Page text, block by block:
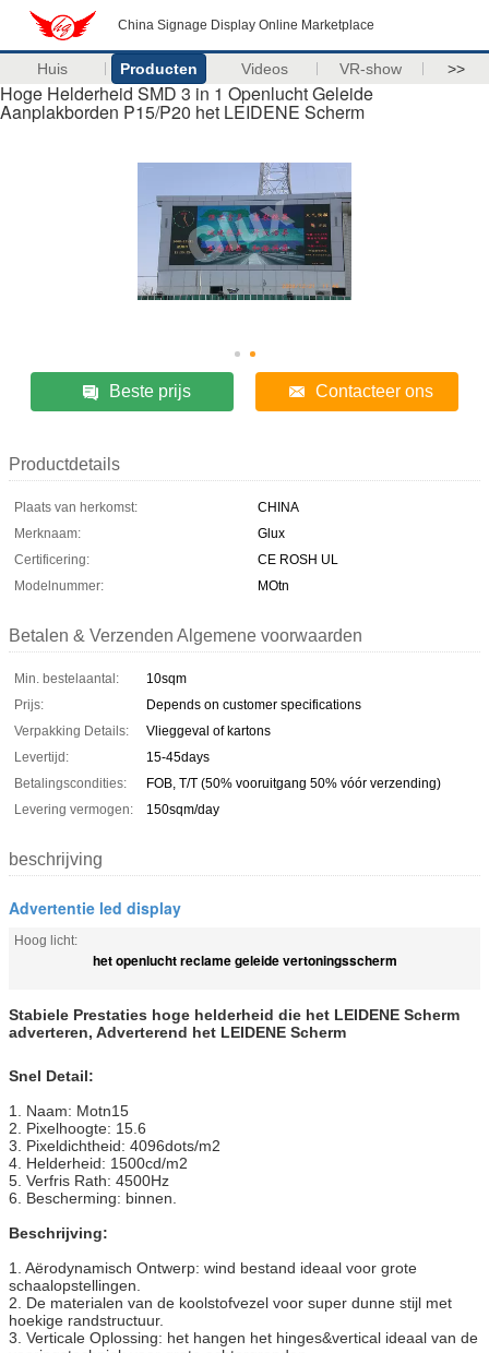
China Signage Display Online Marketplace
Huis Producten Videos VR-show >>
Hoge Helderheid SMD 3 in 1 Openlucht Geleide
Aanplakborden P15/P20 het LEIDENE Scherm
Beste prijs Contacteer ons
Productdetails
Plaats van herkomst:
CHINA
Merknaam:
Glux
Certificering:
CE ROSH UL
Modelnummer:
MOtn
Betalen & Verzenden Algemene voorwaarden
Min. bestelaantal:
10sqm
Prijs:
Depends on customer specifications
Verpakking Details:
Vlieggeval of kartons
Levertijd:
15-45days
Betalingscondities:
FOB, T/T (50% vooruitgang 50% vóór verzending)
Levering vermogen:
150sqm/day
beschrijving
Advertentie led display
Hoog licht:
het openlucht reclame geleide vertoningsscherm
Stabiele Prestaties hoge helderheid die het LEIDENE Scherm
adverteren, Adverterend het LEIDENE Scherm
Snel Detail:
1. Naam: Motn15
2. Pixelhoogte: 15.6
3. Pixeldichtheid: 4096dots/m2
4. Helderheid: 1500cd/m2
5. Verfris Rath: 4500Hz
6. Bescherming: binnen.
Beschrijving:
1. Aërodynamisch Ontwerp: wind bestand ideaal voor grote
schaalopstellingen.
2. De materialen van de koolstofvezel voor super dunne stijl met
hoekige randstructuur.
3. Verticale Oplossing: het hangen het hinges&vertical ideaal van de